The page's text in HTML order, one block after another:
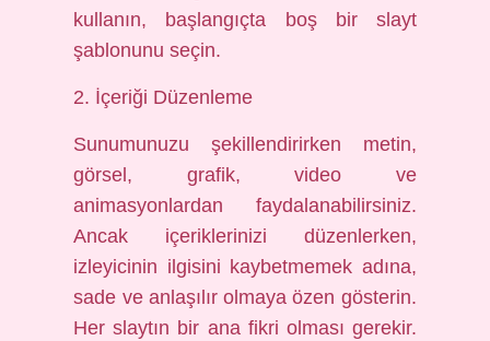
kullanın, başlangıçta boş bir slayt
şablonunu seçin.
2. İçeriği Düzenleme
Sunumunuzu şekillendirirken metin,
görsel, grafik, video ve
animasyonlardan faydalanabilirsiniz.
Ancak içeriklerinizi düzenlerken,
izleyicinin ilgisini kaybetmemek adına,
sade ve anlaşılır olmaya özen gösterin.
Her slaytın bir ana fikri olması gerekir.